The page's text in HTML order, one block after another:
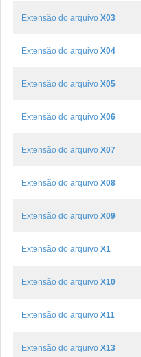
Extensão do arquivo X03
Extensão do arquivo X04
Extensão do arquivo X05
Extensão do arquivo X06
Extensão do arquivo X07
Extensão do arquivo X08
Extensão do arquivo X09
Extensão do arquivo X1
Extensão do arquivo X10
Extensão do arquivo X11
Extensão do arquivo X13